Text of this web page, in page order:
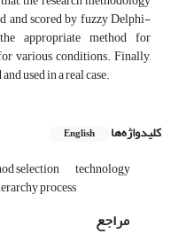
and scored by fuzzy Delphi-
appropriate method for
various conditions. Finally,
used in a real case.
کلیدواژه‌ها English
selection technology
process
مراجع